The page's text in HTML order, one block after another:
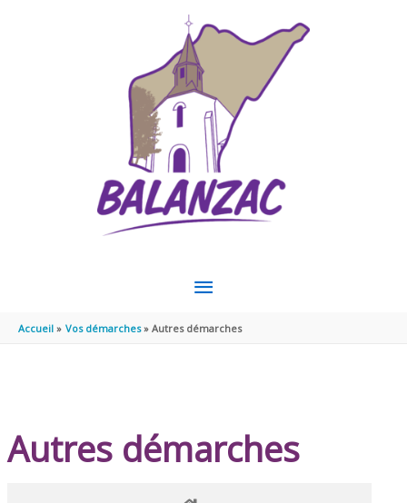
MENU
PRINCIPAL
Accueil Vos démarches Autres démarches
Autres démarches